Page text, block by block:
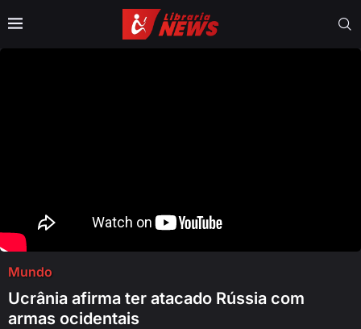
Mundo
Ucrânia afirma ter atacado Rússia com
armas ocidentais